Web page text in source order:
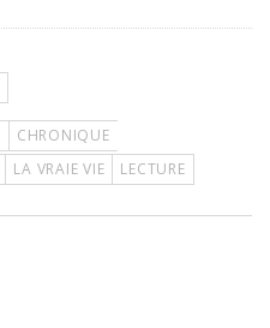
CHRONIQUE
LA VRAIE VIE LECTURE